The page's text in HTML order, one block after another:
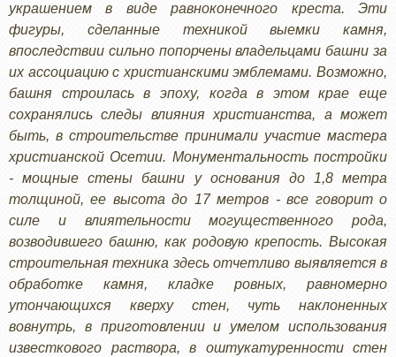
украшением в виде равноконечного креста. Эти
фигуры, сделанные техникой выемки камня,
впоследствии сильно попорчены владельцами башни за
их ассоциацию с христианскими эмблемами. Возможно,
башня строилась в эпоху, когда в этом крае еще
сохранялись следы влияния христианства, а может
быть, в строительстве принимали участие мастера
христианской Осетии. Монументальность постройки
- мощные стены башни у основания до 1,8 метра
толщиной, ее высота до 17 метров - все говорит о
силе и влиятельности могущественного рода,
возводившего башню, как родовую крепость. Высокая
строительная техника здесь отчетливо выявляется в
обработке камня, кладке ровных, равномерно
утончающихся кверху стен, чуть наклоненных
вовнутрь, в приготовлении и умелом использования
известкового раствора, в оштукатуренности стен